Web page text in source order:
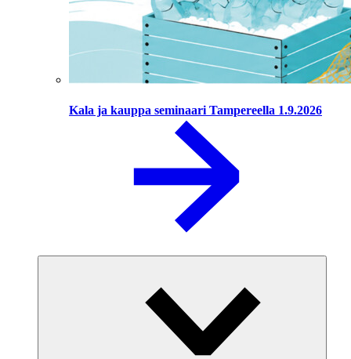
Kala ja kauppa seminaari Tampereella 1.9.2026